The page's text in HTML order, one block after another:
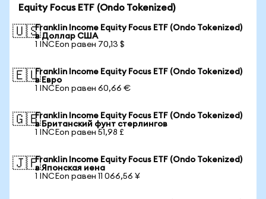
Equity Focus ETF (Ondo Tokenized)
🇺🇸Franklin Income Equity Focus ETF (Ondo Tokenized)
в Доллар США
1 INCEon равен 70,13 $
🇪🇺Franklin Income Equity Focus ETF (Ondo Tokenized)
в Евро
1 INCEon равен 60,66 €
🇬🇧Franklin Income Equity Focus ETF (Ondo Tokenized)
в Британский фунт стерлингов
1 INCEon равен 51,98 £
🇯🇵Franklin Income Equity Focus ETF (Ondo Tokenized)
в Японская иена
1 INCEon равен 11 066,56 ¥